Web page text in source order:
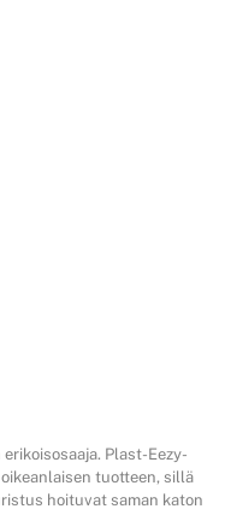
Plast-Eezy-
tuotteen, sillä
hoituvat saman katon